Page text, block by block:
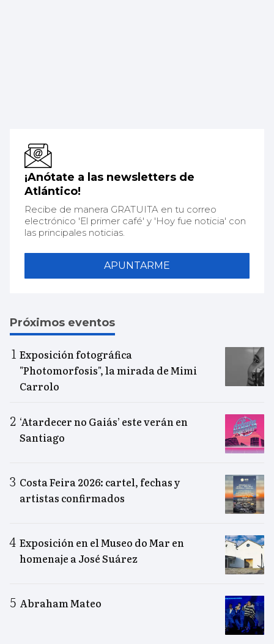
¡Anótate a las newsletters de
Atlántico!
Recibe de manera GRATUITA en tu correo
electrónico 'El primer café' y 'Hoy fue noticia' con
las principales noticias.
APUNTARME
Próximos eventos
Exposición fotográfica
"Photomorfosis", la mirada de Mimi
Carrolo
‘Atardecer no Gaiás’ este verán en
Santiago
Costa Feira 2026: cartel, fechas y
artistas confirmados
Exposición en el Museo do Mar en
homenaje a José Suárez
Abraham Mateo